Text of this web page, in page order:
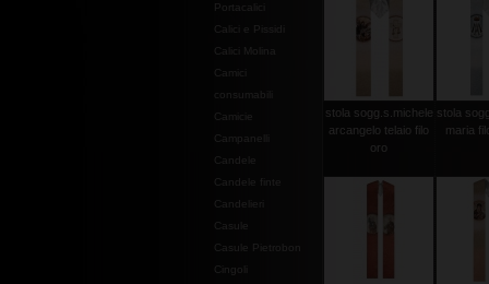
Portacalici
Calici e Pissidi
Calici Molina
Campanelli
Candele
Candele finte
Candelieri
Casule
Casule Pietrobon
Cingoli
stola sogg.s.michele
arcangelo telaio filo
oro
stola
maria